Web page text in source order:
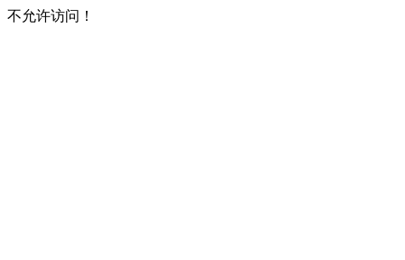
不允许访问！